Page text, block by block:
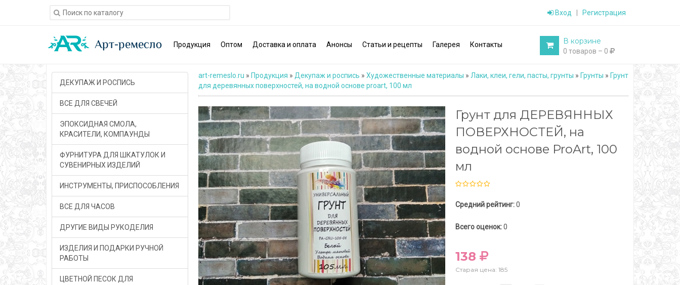
Вход Регистрация
Продукция Оптом Доставка и оплата Анонсы Статьи и рецепты Галерея Контакты В корзине
0 товаров – 0
ДЕКУПАЖ И РОСПИСЬ
ВСЕ ДЛЯ СВЕЧЕЙ
ЭПОКСИДНАЯ СМОЛА,
КРАСИТЕЛИ, КОМПАУНДЫ
ФУРНИТУРА ДЛЯ ШКАТУЛОК И
СУВЕНИРНЫХ ИЗДЕЛИЙ
ИНСТРУМЕНТЫ, ПРИСПОСОБЛЕНИЯ
ВСЕ ДЛЯ ЧАСОВ
ДРУГИЕ ВИДЫ РУКОДЕЛИЯ
ИЗДЕЛИЯ И ПОДАРКИ РУЧНОЙ
РАБОТЫ
ЦВЕТНОЙ ПЕСОК ДЛЯ
art-remeslo.ru » Продукция » Декупаж и роспись » Художественные материалы » Лаки, клеи, гели, пасты, грунты » Грунты » Грунт
для деревянных поверхностей, на водной основе proart, 100 мл
Грунт для ДЕРЕВЯННЫХ
ПОВЕРХНОСТЕЙ, на
водной основе ProArt, 100
мл
Средний рейтинг:0
Всего оценок:0
138
Старая цена: 185